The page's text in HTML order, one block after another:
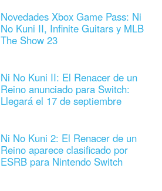
Novedades Xbox Game Pass: Ni
No Kuni II, Infinite Guitars y MLB
The Show 23
Ni No Kuni II: El Renacer de un
Reino anunciado para Switch:
Llegará el 17 de septiembre
Ni No Kuni 2: El Renacer de un
Reino aparece clasificado por
ESRB para Nintendo Switch